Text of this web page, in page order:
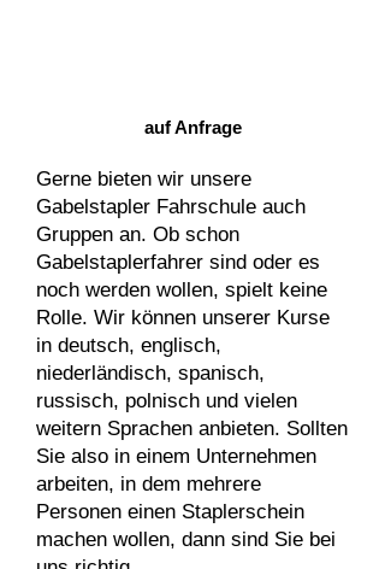
auf Anfrage
Gerne bieten wir unsere
Gabelstapler Fahrschule auch
Gruppen an. Ob schon
Gabelstaplerfahrer sind oder es
noch werden wollen, spielt keine
Rolle. Wir können unserer Kurse
in deutsch, englisch,
niederländisch, spanisch,
russisch, polnisch und vielen
weitern Sprachen anbieten. Sollten
Sie also in einem Unternehmen
arbeiten, in dem mehrere
Personen einen Staplerschein
machen wollen, dann sind Sie bei